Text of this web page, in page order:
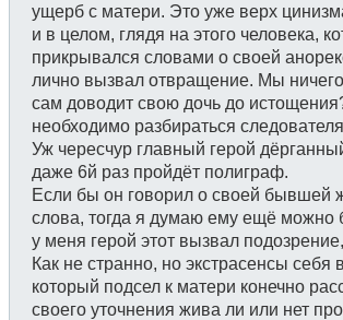
ущерб с матери. Это уже верх
и в целом, глядя на этого человека,
прикрывался словами о своей
лично вызвал отвращение. Мы
сам доводит свою дочь до
необходимо разбираться
Уж чересчур главный герой
даже 6й раз пройдёт полиграф.
Если бы он говорил о своей бывшей
слова, тогда я думаю ему ещё можно
у меня герой этот вызвал
Как не странно, но экстрасенсы
который подсел к матери конечно
своего уточнения жива ли или нет